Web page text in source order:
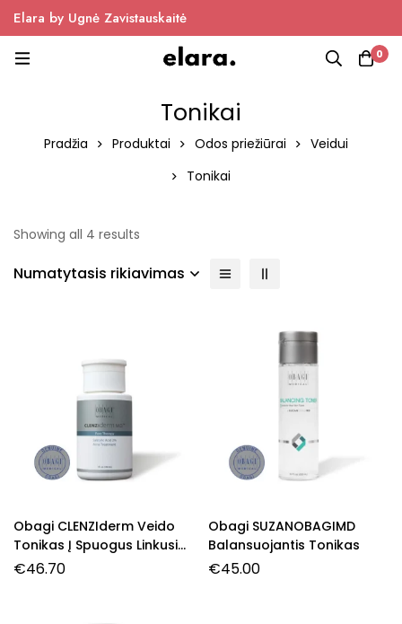
Elara by Ugnė Zavistauskaitė
0
Tonikai
Pradžia Produktai Odos priežiūrai
Veidui
Tonikai
Showing all 4 results
Numatytasis rikiavimas
Obagi CLENZIderm Veido
Tonikas Į Spuogus Linkusiai
Odai
€46.70
Obagi SUZANOBAGIMD
Balansuojantis Tonikas
€45.00